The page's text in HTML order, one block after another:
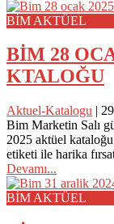
BİM AKTÜEL
BİM 28
KTALOĞU
Aktuel-Katalogu |
Bim Marketin Salı
2025 aktüel
etiketi ile harika
Devamı...
BİM AKTÜEL